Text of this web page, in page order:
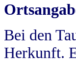
Bei den
Herkunft.